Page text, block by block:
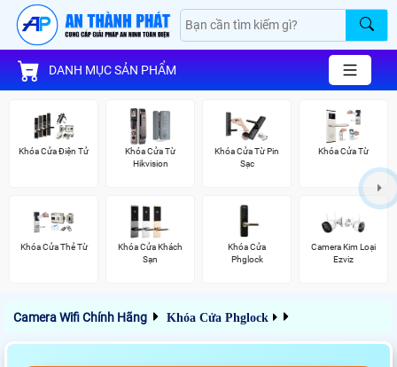
DANH MỤC SẢN PHẨM
Khóa Cửa Điện Tử
Khóa Cửa Từ
Hikvision
Khóa Cửa Từ Pin
Sạc
Khóa Cửa Từ
Khóa Cửa Thẻ Từ
Khóa Cửa Khách
Sạn
Khóa Cửa
Phglock
Camera Kim Loại
Ezviz
Camera Wifi Chính Hãng Khóa Cửa Phglock